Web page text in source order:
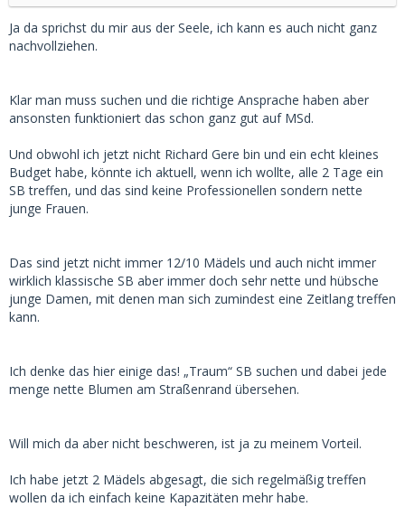
Ja da sprichst du mir aus der Seele, ich kann es auch nicht ganz
nachvollziehen.
Klar man muss suchen und die richtige Ansprache haben aber
ansonsten funktioniert das schon ganz gut auf MSd.
Und obwohl ich jetzt nicht Richard Gere bin und ein echt kleines
Budget habe, könnte ich aktuell, wenn ich wollte, alle 2 Tage ein
SB treffen, und das sind keine Professionellen sondern nette
junge Frauen.
Das sind jetzt nicht immer 12/10 Mädels und auch nicht immer
wirklich klassische SB aber immer doch sehr nette und hübsche
junge Damen, mit denen man sich zumindest eine Zeitlang treffen
kann.
Ich denke das hier einige das! „Traum“ SB suchen und dabei jede
menge nette Blumen am Straßenrand übersehen.
Will mich da aber nicht beschweren, ist ja zu meinem Vorteil.
Ich habe jetzt 2 Mädels abgesagt, die sich regelmäßig treffen
wollen da ich einfach keine Kapazitäten mehr habe.